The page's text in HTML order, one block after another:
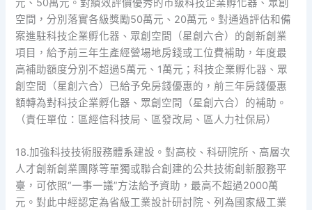
元、50萬元。對績效評價優秀的市級科技企業孵化器、眾創
空間，分別落實各級獎勵50萬元、20萬元。對通過評估和備
案進駐科技企業孵化器、眾創空間（星創六合）的創新創業
項目，給予前三年生產經營場地房錢或工位費補助，年度最
高補助額度分別不超過5萬元、1萬元；科技企業孵化器、眾
創空間（星創六合）已給予免房錢優惠的，前三年房錢優惠
額轉為對科技企業孵化器、眾創空間（星創六合）的補助。
（責任單位：區經信科技局、區發改局、區人力社保局）
18.加強科技技術服務體系建設。對高校、科研院所、高層次
人才創新創業團隊等單獨或聯合創建的公共技術創新服務平
臺，可依照“一事一議”方法給予資助，最高不超過2000萬
元。對此中經認定為省級工業設計研討院、列為國家級工業